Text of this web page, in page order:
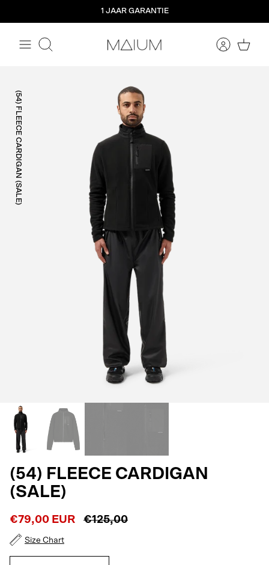
content
1 JAAR GARANTIE
Zoeken
(54) FLEECE CARDIGAN (SALE)
(54) FLEECE CARDIGAN
(SALE)
€79,00 EUR €125,00
Size Chart